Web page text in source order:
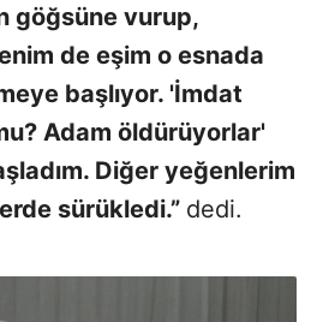
göğsüne vurup,
de eşim o esnada
başlıyor. 'İmdat
Adam öldürüyorlar'
Diğer yeğenlerim
sürükledi.” dedi.